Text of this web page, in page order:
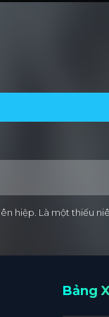
hiệp. Là một thiếu
Bảng